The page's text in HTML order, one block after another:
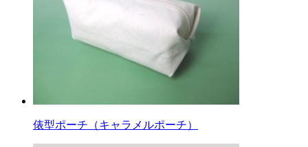
俵型ポーチ（キャラメルポーチ）